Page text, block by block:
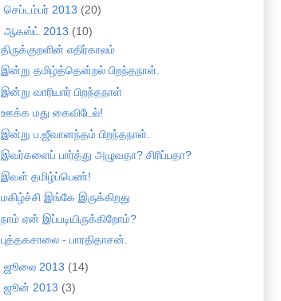
செப்டம்பர் 2013 (20)
ஆகஸ்ட் 2013 (10)
திருக்குறளின் எதிர்காலம்
இன்று தமிழ்த்தென்றல் பிறந்தநாள்.
இன்று வாரியார் பிறந்தநாள்
ஊக்க மது கைவிடேல்!
இன்று ப.ஜீவானந்தம் பிறந்தநாள்.
இவர்களைப் பார்த்து அழுவதா? சிரிப்பதா?
இவள் தமிழ்ப்பெண்!
மகிழ்ச்சி இங்கே இருக்கிறது
நாம் ஏன் இப்படியிருக்கிறோம்?
புத்தகசாலை - பாரதிதாசன்.
ஜூலை 2013 (14)
ஜூன் 2013 (3)